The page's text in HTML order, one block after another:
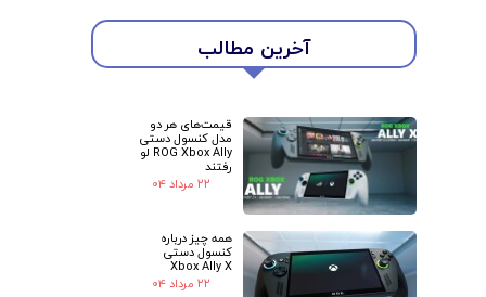
★ آخرین مطالب
قیمت‌های هر دو
مدل کنسول دستی
ROG Xbox Ally لو
رفتند
۲۲ مرداد ۰۴
همه چیز درباره
کنسول دستی
Xbox Ally X
۲۲ مرداد ۰۴